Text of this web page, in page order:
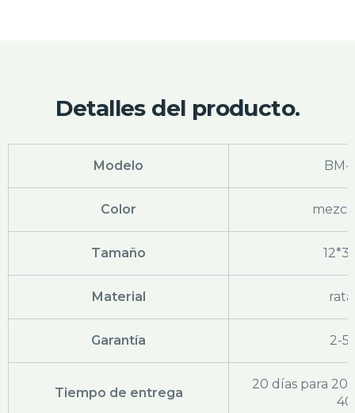
Detalles del producto.
Modelo BM-
Color
Tamaño
Material
Garantía 2-5
Tiempo de entrega
20 días para